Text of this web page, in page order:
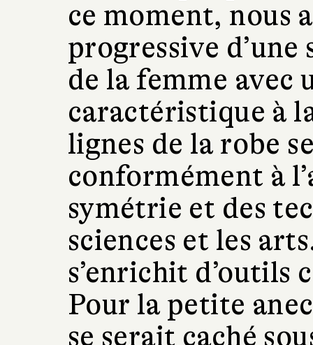
ce moment, nous
progressive
de la femme avec
caractéristique à
lignes de la robe
conformément à
symétrie et des
sciences et les
s’enrichit d’outils
Pour la petite
se serait caché